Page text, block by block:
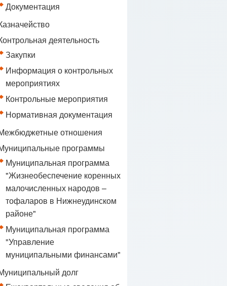
Документация
деятельность
Закупки
Информация о контрольных
мероприятиях
Контрольные мероприятия
Нормативная документация
отношения
программы
Муниципальная программа
"Жизнеобеспечение коренных
малочисленных народов –
тофаларов в Нижнеудинском
районе"
Муниципальная программа
"Управление
муниципальными финансами"
долг